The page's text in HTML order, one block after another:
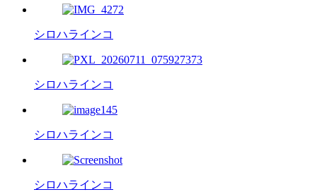
シロハラインコ
シロハラインコ
シロハラインコ
シロハラインコ